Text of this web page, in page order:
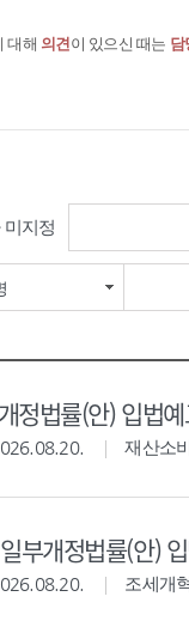
대해 의견이 있으신 때는 담
미지정
정법률(안) 입법
재산소
부개정법률(안)
조세개